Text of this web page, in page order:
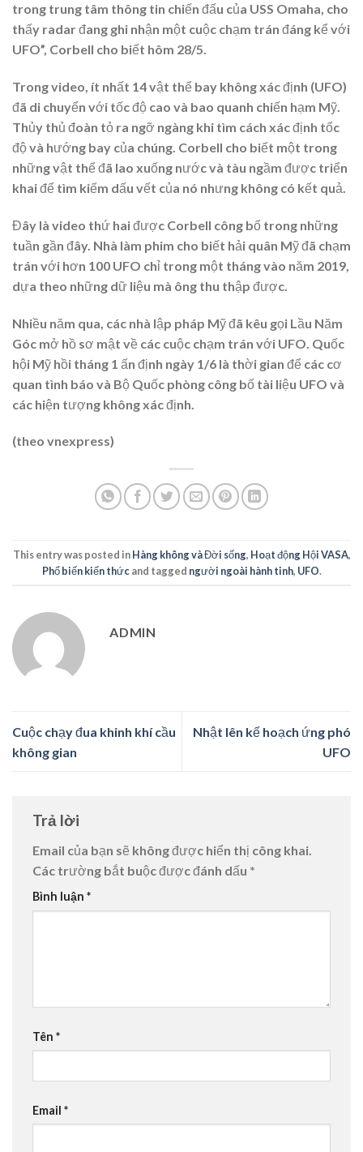
trong trung tâm thông tin chiến đấu của USS Omaha, cho
thấy radar đang ghi nhận một cuộc chạm trán đáng kể với
UFO”, Corbell cho biết hôm 28/5.
Trong video, ít nhất 14 vật thể bay không xác định (UFO)
đã di chuyển với tốc độ cao và bao quanh chiến hạm Mỹ.
Thủy thủ đoàn tỏ ra ngỡ ngàng khi tìm cách xác định tốc
độ và hướng bay của chúng. Corbell cho biết một trong
những vật thể đã lao xuống nước và tàu ngầm được triển
khai để tìm kiếm dấu vết của nó nhưng không có kết quả.
Đây là video thứ hai được Corbell công bố trong những
tuần gần đây. Nhà làm phim cho biết hải quân Mỹ đã chạm
trán với hơn 100 UFO chỉ trong một tháng vào năm 2019,
dựa theo những dữ liệu mà ông thu thập được.
Nhiều năm qua, các nhà lập pháp Mỹ đã kêu gọi Lầu Năm
Góc mở hồ sơ mật về các cuộc chạm trán với UFO. Quốc
hội Mỹ hồi tháng 1 ấn định ngày 1/6 là thời gian để các cơ
quan tình báo và Bộ Quốc phòng công bố tài liệu UFO và
các hiện tượng không xác định.
(theo vnexpress)
This entry was posted inHàng không và Đời sống, Hoạt động Hội VASA,
Phổ biến kiến thứcand tagged người ngoài hành tinh, UFO.
ADMIN
Cuộc chạy đua khinh khí cầu
không gian
Nhật lên kế hoạch ứng phó
UFO
Trả lời
Email của bạn sẽ không được hiển thị công khai.
Các trường bắt buộc được đánh dấu *
Bình luận *
Tên *
Email *